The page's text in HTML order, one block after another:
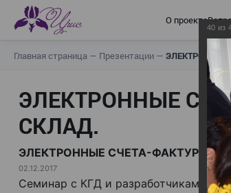
О проекте
Главная страница — Презентации — ЭЛЕКТРОННЫЕ
ЭЛЕКТРОННЫЕ
СКЛАД.
ЭЛЕКТРОННЫЕ СЧЕТА-ФАКТУРЫ.
02.12.2017
Семинар с КГД и разработчиками
40 из